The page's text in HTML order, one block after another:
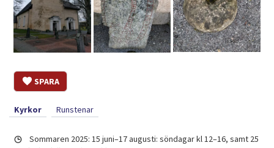
SPARA
Kyrkor Runstenar
Sommaren 2025: 15 juni–17 augusti: söndagar kl 12–16, samt 25